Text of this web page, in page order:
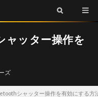
ャッター操作を
ズ
シャッター操作を有効にする方